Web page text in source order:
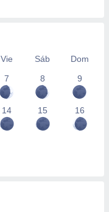
Vie Sáb
Dom
7 8 9
14 15 16